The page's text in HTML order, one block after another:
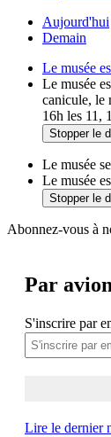
Aujourd'hui
Demain
Le musée
Le musée
canicule, le
16h les 11,
Stopper le
Le musée
Le musée
Stopper le
Abonnez-vous à
Par
S'inscrire par
Lire le dernier